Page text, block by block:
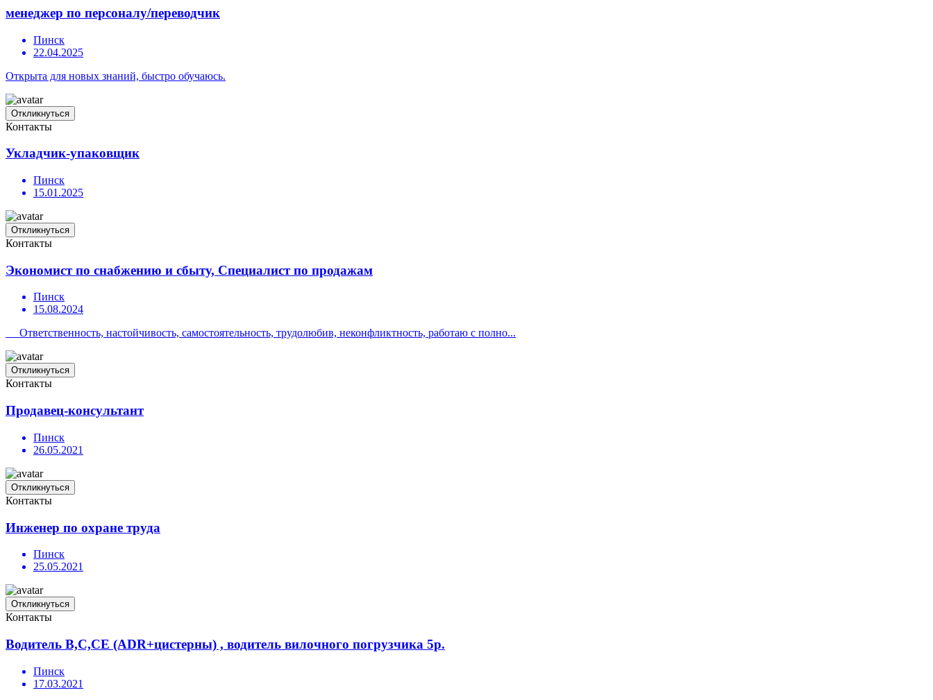
менеджер по персоналу/переводчик
Пинск
22.04.2025
Открыта для новых знаний, быстро обучаюсь.
Откликнуться
Контакты
Укладчик-упаковщик
Пинск
15.01.2025
Откликнуться
Контакты
Экономист по снабжению и сбыту, Специалист по продажам
Пинск
15.08.2024
Ответственность, настойчивость, самостоятельность, трудолюбив, неконфликтность, работаю с полно...
Откликнуться
Контакты
Продавец-консультант
Пинск
26.05.2021
Откликнуться
Контакты
Инженер по охране труда
Пинск
25.05.2021
Откликнуться
Контакты
Водитель В,С,CE (ADR+цистерны) , водитель вилочного погрузчика 5р.
Пинск
17.03.2021